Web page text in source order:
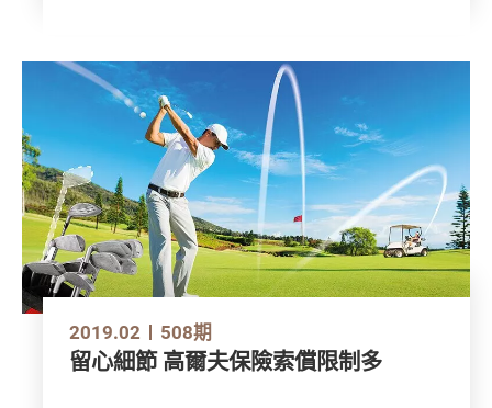
2019.02 508期
留心細節 高爾夫保險索償限制多